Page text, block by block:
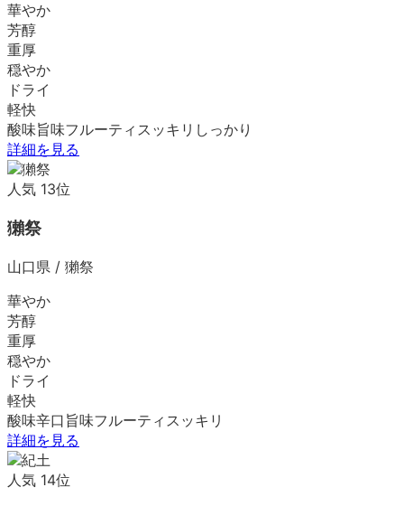
華やか
芳醇
重厚
穏やか
ドライ
軽快
酸味旨味フルーティ スッキリ しっかり
詳細を見る
人気 13位
獺祭
山口県 / 獺祭
華やか
芳醇
重厚
穏やか
ドライ
軽快
酸味辛口 旨味フルーティ スッキリ
詳細を見る
人気 14位